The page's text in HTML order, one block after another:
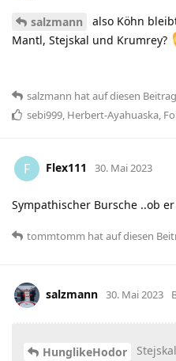
salzmann
also Köhn
Mantl, Stejskal und Krumrey?
salzmann hatauf diesen
sebi999, Herbert-Ayahuaska,
F Flex111 30. Mai 2023
Sympathischer Bursche ..ob
tommtomm hatauf diesen
salzmann 30. Mai 2023
HunglikeHodor